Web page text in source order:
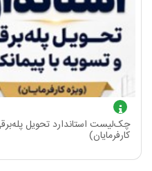
چک‌لیست استاندارد تحویل
کارفرمایان)